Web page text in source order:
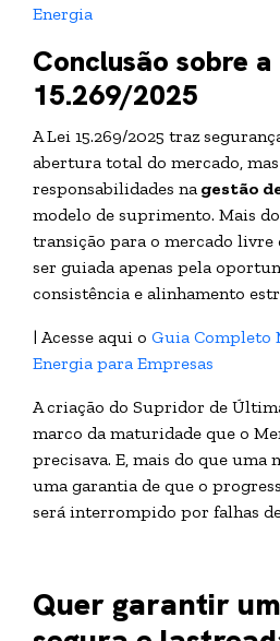
Energia
Conclusão sobre a
15.269/2025
A Lei 15.269/2025 traz
abertura total do mercado,
responsabilidades na gestão
modelo de suprimento. Mais
transição para o mercado livre
ser guiada apenas pela
consistência e alinhamento
| Acesse aqui o Guia Completo
Energia para Empresas
A criação do Supridor de
marco da maturidade que o
precisava. E, mais do que uma
uma garantia de que o
será interrompido por falhas
Quer garantir